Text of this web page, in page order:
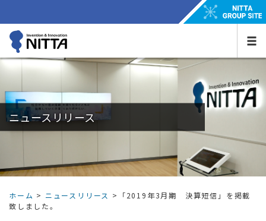
ニュースリリース
ホーム > ニュースリリース >「2019年3月期 決算短信」を掲載
致しました。